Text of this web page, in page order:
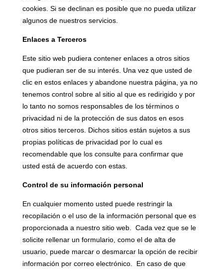
cookies. Si se declinan es posible que no pueda utilizar
algunos de nuestros servicios.
Enlaces a Terceros
Este sitio web pudiera contener enlaces a otros sitios
que pudieran ser de su interés. Una vez que usted de
clic en estos enlaces y abandone nuestra página, ya no
tenemos control sobre al sitio al que es redirigido y por
lo tanto no somos responsables de los términos o
privacidad ni de la protección de sus datos en esos
otros sitios terceros. Dichos sitios están sujetos a sus
propias políticas de privacidad por lo cual es
recomendable que los consulte para confirmar que
usted está de acuerdo con estas.
Control de su información personal
En cualquier momento usted puede restringir la
recopilación o el uso de la información personal que es
proporcionada a nuestro sitio web. Cada vez que se le
solicite rellenar un formulario, como el de alta de
usuario, puede marcar o desmarcar la opción de recibir
información por correo electrónico. En caso de que